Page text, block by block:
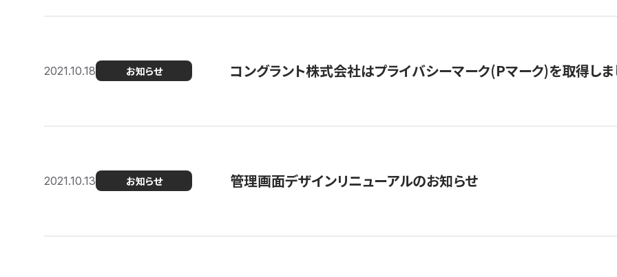
2021.10.18 お知らせ コングラント株式会社はプライバシーマーク(Pマーク)を取得し
2021.10.13 お知らせ 管理画面デザインリニューアルのお知らせ